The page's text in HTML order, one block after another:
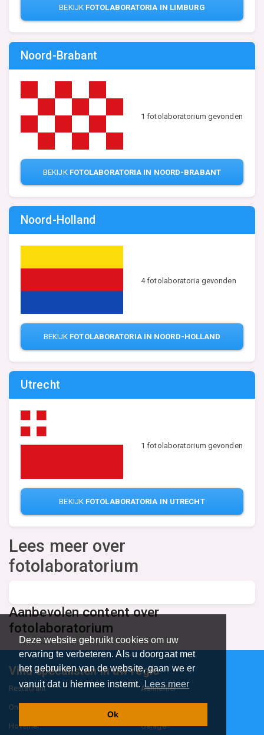
Deze website gebruikt cookies om uw
ervaring te verbeteren. Als u doorgaat met
het gebruiken van de website, gaan we er
vanuit dat u hiermee instemt. Lees meer
Ok
BEKIJK FOTOLABORATORIA IN LIMBURG
Noord-Brabant
1 fotolaboratorium gevonden
BEKIJK FOTOLABORATORIA IN NOORD-BRABANT
Noord-Holland
4 fotolaboratoria gevonden
BEKIJK FOTOLABORATORIA IN NOORD-HOLLAND
Utrecht
1 fotolaboratorium gevonden
BEKIJK FOTOLABORATORIA IN UTRECHT
Lees meer over
fotolaboratorium
Aanbevolen content over
fotolaboratorium
Vind specalisten in uw regio
Restaurant Aannemer
Onderwijs en Opleidingen
Hovenier Garage